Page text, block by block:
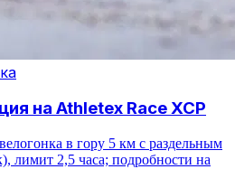
на Athletex Race XCP
в гору 5 км с раздельным
лимит 2,5 часа; подробности на